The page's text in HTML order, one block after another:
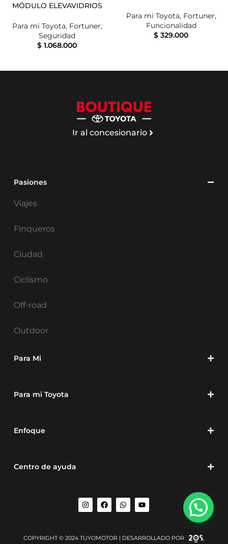
MÓDULO ELEVAVIDRIOS
Para mi Toyota, Fortuner,
Seguridad
$ 1.068.000
Para mi Toyota, Fortuner,
Funcionalidad
$ 329.000
Ir al concesionario
Pasiones
Viajes
Finqueros
Ciudad
Ciclismo
Off-road
Outdoor
Para Mi
Para mi Toyota
Enfoque
Centro de ayuda
COPYRIGHT © 2024 TUYOMOTOR | DESARROLLADO POR